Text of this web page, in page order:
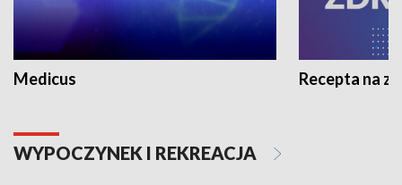
Medicus Recepta na
WYPOCZYNEK I REKREACJA